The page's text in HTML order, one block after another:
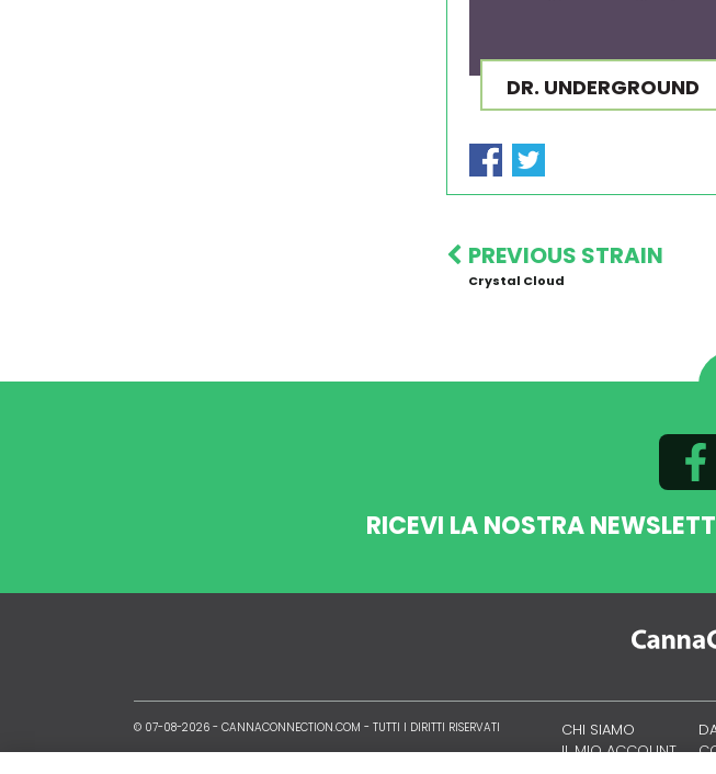
DR. UNDERGROUND
PREVIOUS STRAIN
Crystal Cloud
RICEVI LA NOSTRA
© 07-08-2026 - CANNACONNECTION.COM - TUTTI I DIRITTI RISERVATI
CHI SIAMO
IL MIO ACCOUNT